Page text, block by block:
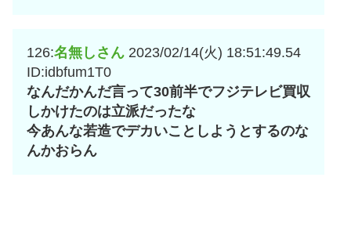
126:名無しさん 2023/02/14(火) 18:51:49.54
ID:idbfum1T0
なんだかんだ言って30前半でフジテレビ買収
しかけたのは立派だったな
今あんな若造でデカいことしようとするのな
んかおらん